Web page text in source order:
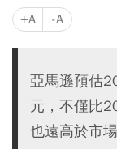
+A -A
亞馬遜預估
元，不僅比
也遠高於市